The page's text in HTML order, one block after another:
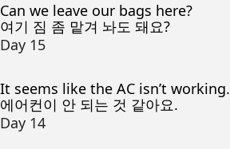
Can we leave our bags here?
여기 짐 좀 맡겨 놔도 돼요?
Day 15
It seems like the AC isn’t working.
에어컨이 안 되는 것 같아요.
Day 14